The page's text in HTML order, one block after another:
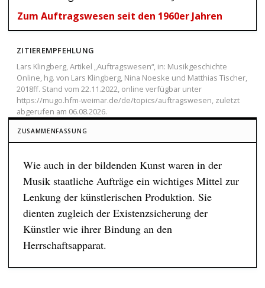
ZUSAMMENFASSUNG
Wie auch in der bildenden Kunst waren in der
Musik staatliche Aufträge ein wichtiges Mittel zur
Lenkung der künstlerischen Produktion. Sie
dienten zugleich der Existenzsicherung der
Künstler wie ihrer Bindung an den
Herrschaftsapparat.
Zum Auftragswesen seit den 1960er Jahren
ZITIEREMPFEHLUNG
Lars Klingberg, Artikel „Auftragswesen“, in: Musikgeschichte
Online, hg. von Lars Klingberg, Nina Noeske und Matthias Tischer,
2018ff. Stand vom 22.11.2022, online verfügbar unter
https://mugo.hfm-weimar.de/de/topics/auftragswesen, zuletzt
abgerufen am 06.08.2026.